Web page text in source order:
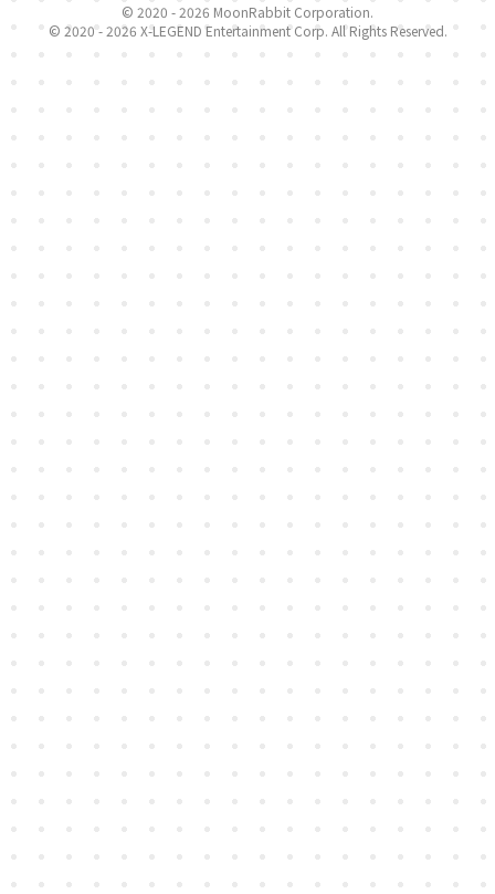
© 2020 -2026 MoonRabbit Corporation.
© 2020 -2026 X-LEGEND Entertainment Corp. All Rights Reserved.